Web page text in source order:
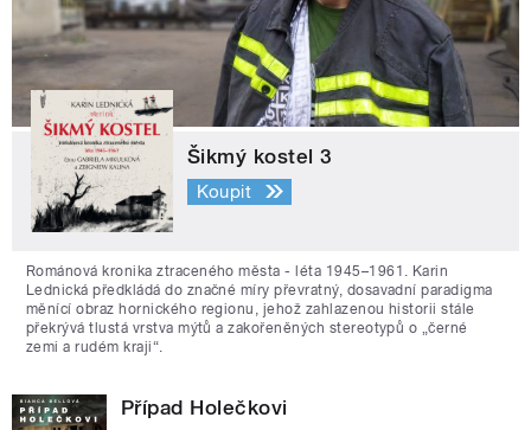
Šikmý kostel 3
Koupit
Románová kronika ztraceného města - léta 1945–1961. Karin
Lednická předkládá do značné míry převratný, dosavadní paradigma
měnící obraz hornického regionu, jehož zahlazenou historii stále
překrývá tlustá vrstva mýtů a zakořeněných stereotypů o „černé
zemi a rudém kraji“.
Případ Holečkovi